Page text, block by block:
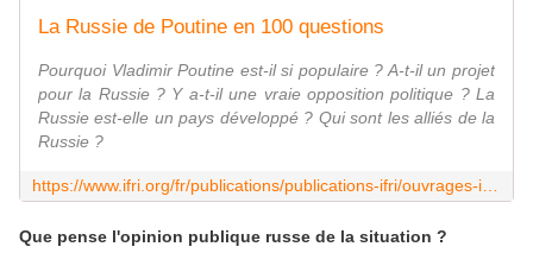
La Russie de Poutine en 100 questions
Pourquoi Vladimir Poutine est-il si populaire ? A-t-il un projet
pour la Russie ? Y a-t-il une vraie opposition politique ? La
Russie est-elle un pays développé ? Qui sont les alliés de la
Russie ?
Que pense l'opinion publique russe de la situation ?